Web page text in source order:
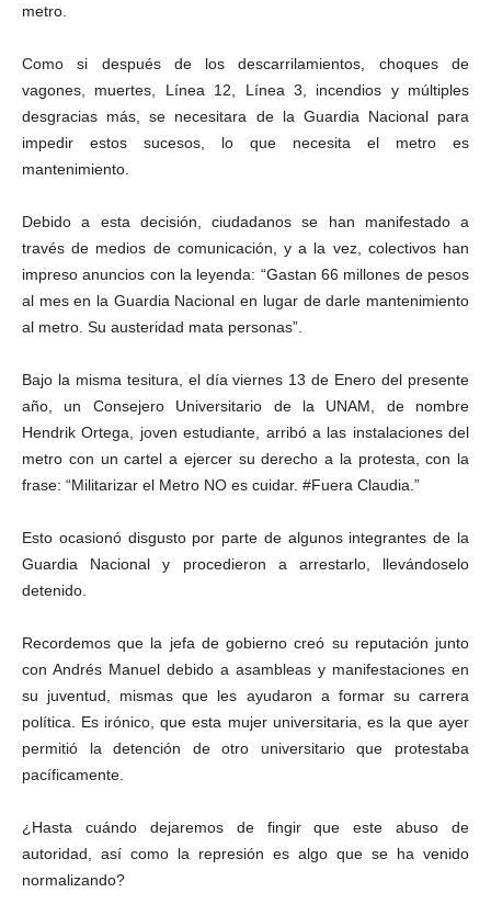
metro.
Como si después de los descarrilamientos, choques de
vagones, muertes, Línea 12, Línea 3, incendios y múltiples
desgracias más, se necesitara de la Guardia Nacional para
impedir estos sucesos, lo que necesita el metro es
mantenimiento.
Debido a esta decisión, ciudadanos se han manifestado a
través de medios de comunicación, y a la vez, colectivos han
impreso anuncios con la leyenda: “Gastan 66 millones de pesos
al mes en la Guardia Nacional en lugar de darle mantenimiento
al metro. Su austeridad mata personas”.
Bajo la misma tesitura, el día viernes 13 de Enero del presente
año, un Consejero Universitario de la UNAM, de nombre
Hendrik Ortega, joven estudiante, arribó a las instalaciones del
metro con un cartel a ejercer su derecho a la protesta, con la
frase: “Militarizar el Metro NO es cuidar. #Fuera Claudia.”
Esto ocasionó disgusto por parte de algunos integrantes de la
Guardia Nacional y procedieron a arrestarlo, llevándoselo
detenido.
Recordemos que la jefa de gobierno creó su reputación junto
con Andrés Manuel debido a asambleas y manifestaciones en
su juventud, mismas que les ayudaron a formar su carrera
política. Es irónico, que esta mujer universitaria, es la que ayer
permitió la detención de otro universitario que protestaba
pacíficamente.
¿Hasta cuándo dejaremos de fingir que este abuso de
autoridad, así como la represión es algo que se ha venido
normalizando?